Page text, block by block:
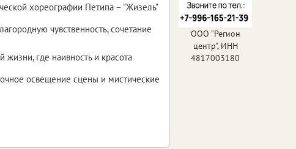
хореографии Петипа – "Жизель"
чувственность, сочетание
жизни, где наивность и красота
освещение сцены и мистические
ООО "Регион
центр", ИНН
4817003180